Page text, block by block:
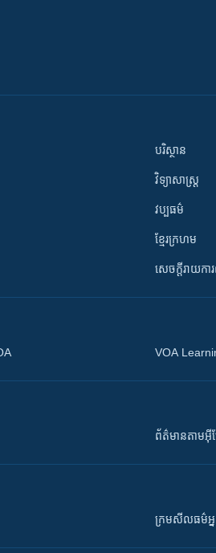
បរិស្ថាន
វិទ្យាសាស្រ្ត
វប្បធម៌
ខ្មែរក្រហម
សេចក្តីរាយ
VOA
ព័ត៌មាន​តាម​អ៊ី
ក្រម​​​សីលធម៌​​​អ្ន